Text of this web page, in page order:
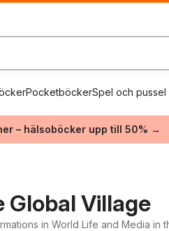
PocketböckerSpel och pussel
– hälsoböcker upp till 50% →
Global Village
in World Life and Media in